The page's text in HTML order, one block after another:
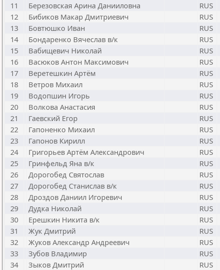
11
Березовская Арина Данииловна
RUS
12
Бибиков Макар Дмитриевич
RUS
13
Бовтюшко Иван
RUS
14
Бондаренко Вячеслав в/к
RUS
15
Вабищевич Николай
RUS
16
Васюков Антон Максимович
RUS
17
Веретешкин Артём
RUS
18
Ветров Михаил
RUS
19
Водопшин Игорь
RUS
20
Волкова Анастасия
RUS
21
Гаевский Егор
RUS
22
Гапоненко Михаил
RUS
23
Гапонов Кирилл
RUS
24
Григорьев Артём Александрович
RUS
25
Гринфельд Яна в/к
RUS
26
Дорогобед Святослав
RUS
27
Дорогобед Станислав в/к
RUS
28
Дроздов Даниил Игоревич
RUS
29
Дудка Николай
RUS
30
Ерешкин Никита в/к
RUS
31
Жук Дмитрий
RUS
32
Жуков Александр Андреевич
RUS
33
Зубов Владимир
RUS
34
Зыков Дмитрий
RUS